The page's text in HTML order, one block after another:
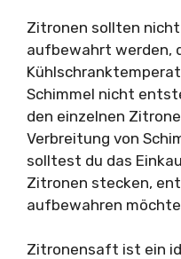
Zitronen sollten nicht
aufbewahrt werden,
Schimmel nicht
den einzelnen
Verbreitung von
solltest du das
Zitronen stecken,
aufbewahren
Zitronensaft ist ein